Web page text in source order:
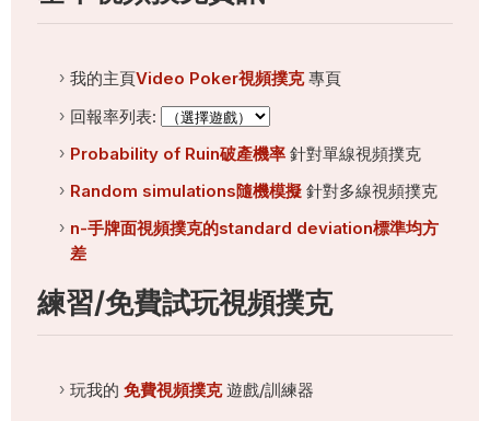
我的主頁Video Poker視頻撲克專頁
回報率列表:
Probability of Ruin破產機率 針對單線視頻撲克
Random simulations隨機模擬 針對多線視頻撲克
n-手牌面視頻撲克的standard deviation標準均方
差
練習/免費試玩視頻撲克
玩我的 免費視頻撲克遊戲/訓練器